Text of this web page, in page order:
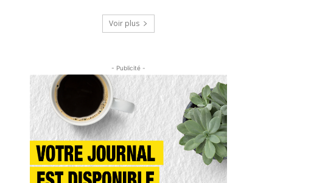
Voir plus
- Publicité -